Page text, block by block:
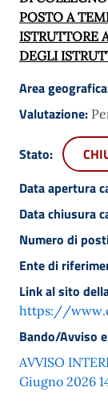
POSTO A
ISTRUTTORE
DEGLI
Area
Valutazione:
Stato:
Data apertura
Data chiusura
Numero di
Ente di
Link al sito
https://
Bando/Avviso
AVVISO
Giugno 2026